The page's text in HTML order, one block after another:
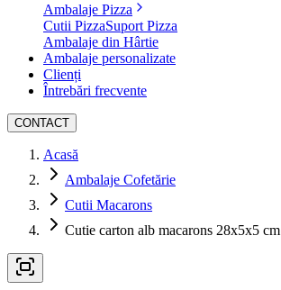
Ambalaje Pizza
Cutii PizzaSuport Pizza
Ambalaje din Hârtie
Ambalaje personalizate
Clienți
Întrebări frecvente
CONTACT
Acasă
Ambalaje Cofetărie
Cutii Macarons
Cutie carton alb macarons 28x5x5 cm